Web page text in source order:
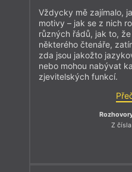
Vždycky mě zajímalo,
motivy – jak se z nich
různých řádů, jak to,
některého čtenáře,
zda jsou jakožto
nebo mohou nabývat
zjevitelských funkcí.
Z